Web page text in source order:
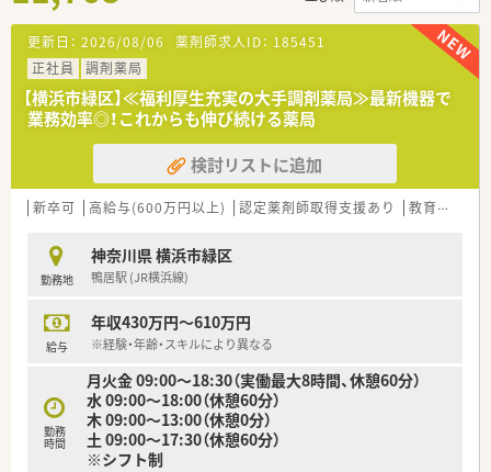
更新日： 2026/08/06 薬剤師求人ID： 185451
正社員
調剤薬局
【横浜市緑区】≪福利厚生充実の大手調剤薬局≫最新機器で
業務効率◎！これからも伸び続ける薬局
検討リストに追加
新卒可 高給与(600万円以上) 認定薬剤師取得支援あり 教育制度あり
勤務地
神奈川県 横浜市緑区
鴨居駅 (JR横浜線)
給与
年収430万円～610万円
※経験・年齢・スキルにより異なる
勤務
時間
月火金 09:00～18:30（実働最大8時間、休憩60分）
水 09:00～18:00（休憩60分）
木 09:00～13:00（休憩0分）
土 09:00～17:30（休憩60分）
※シフト制